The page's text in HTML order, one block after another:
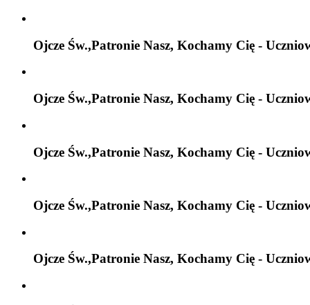
Ojcze Św.,Patronie Nasz, Kochamy Cię -
Ojcze Św.,Patronie Nasz, Kochamy Cię -
Ojcze Św.,Patronie Nasz, Kochamy Cię -
Ojcze Św.,Patronie Nasz, Kochamy Cię -
Ojcze Św.,Patronie Nasz, Kochamy Cię -